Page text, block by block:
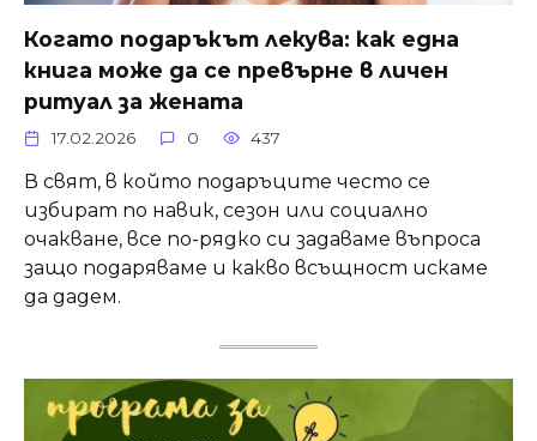
Когато подаръкът лекува: как една
книга може да се превърне в личен
ритуал за жената
17.02.2026 0 437
В свят, в който подаръците често се
избират по навик, сезон или социално
очакване, все по-рядко си задаваме въпроса
защо подаряваме и какво всъщност искаме
да дадем.